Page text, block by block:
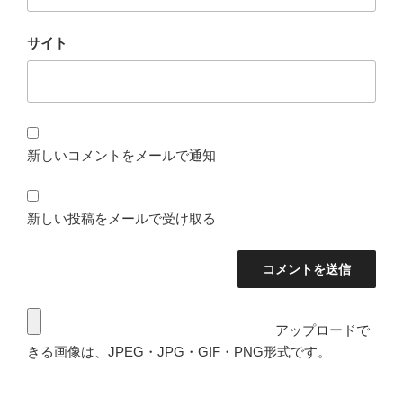
サイト
新しいコメントをメールで通知
新しい投稿をメールで受け取る
アップロードで
きる画像は、JPEG・JPG・GIF・PNG形式です。